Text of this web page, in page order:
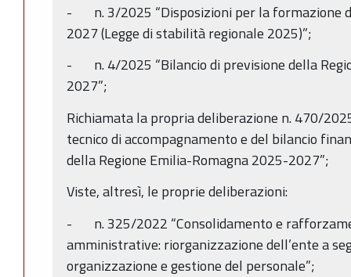
- n. 3/2025 “Disposizioni per la formazione
2027 (Legge di stabilità regionale 2025)”;
- n. 4/2025 “Bilancio di previsione della
2027”;
Richiamata la propria deliberazione n. 470/
tecnico di accompagnamento e del bilancio
della Regione Emilia-Romagna 2025-2027”;
Viste, altresì, le proprie deliberazioni:
- n. 325/2022 “Consolidamento e
amministrative: riorganizzazione dell’ente a
organizzazione e gestione del personale”;